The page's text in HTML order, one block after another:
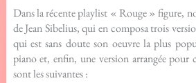
Dans la récente playlist « Rouge » figure,
de Jean Sibelius, qui en composa trois
qui est sans doute son oeuvre la plus
piano et, enfin, une version arrangée pour
sont les suivantes :